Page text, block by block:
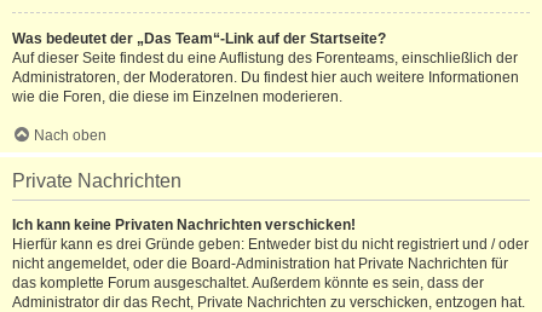
Was bedeutet der „Das Team“-Link auf der Startseite?
Auf dieser Seite findest du eine Auflistung des Forenteams, einschließlich der
Administratoren, der Moderatoren. Du findest hier auch weitere Informationen
wie die Foren, die diese im Einzelnen moderieren.
Nach oben
Private Nachrichten
Ich kann keine Privaten Nachrichten verschicken!
Hierfür kann es drei Gründe geben: Entweder bist du nicht registriert und / oder
nicht angemeldet, oder die Board-Administration hat Private Nachrichten für
das komplette Forum ausgeschaltet. Außerdem könnte es sein, dass der
Administrator dir das Recht, Private Nachrichten zu verschicken, entzogen hat.